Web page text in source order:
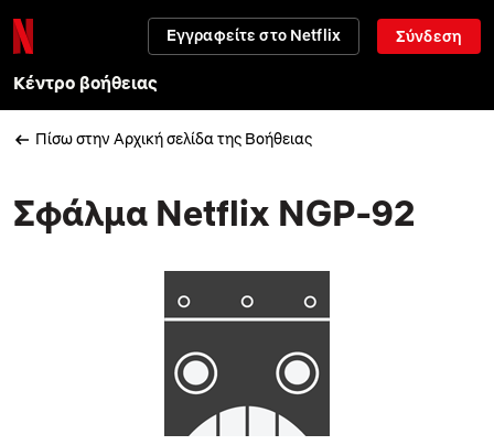
Εγγραφείτε στο Netflix Σύνδεση
Κέντρο βοήθειας
Πίσω στην Αρχική σελίδα της Βοήθειας
Σφάλμα Netflix NGP-92